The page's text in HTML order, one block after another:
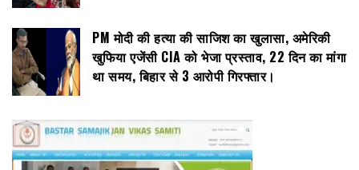
PM मोदी की हत्या की साजिश का खुलासा, अमेरिकी
खुफिया एजेंसी CIA को भेजा प्रस्ताव, 22 दिन का मांगा
था समय, बिहार से 3 आरोपी गिरफ्तार।